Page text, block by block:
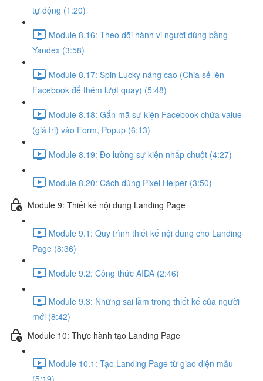
tự động (1:20)
Module 8.16: Theo dõi hành vi người dùng bằng
Yandex (3:58)
Module 8.17: Spin Lucky nâng cao (Chia sẻ lên
Facebook để thêm lượt quay) (5:48)
Module 8.18: Gắn mã sự kiện Facebook chứa value
(giá trị) vào Form, Popup (6:13)
Module 8.19: Đo lường sự kiện nhấp chuột (4:27)
Module 8.20: Cách dùng Pixel Helper (3:50)
Module 9: Thiết kế nội dung Landing Page
Module 9.1: Quy trình thiết kế nội dung cho Landing
Page (8:36)
Module 9.2: Công thức AIDA (2:46)
Module 9.3: Những sai lầm trong thiết kế của người
mới (8:42)
Module 10: Thực hành tạo Landing Page
Module 10.1: Tạo Landing Page từ giao diện mẫu
(5:19)